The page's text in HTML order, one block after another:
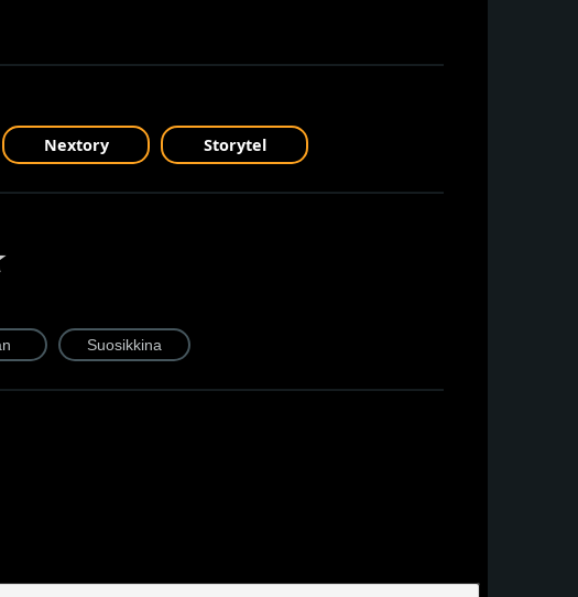
Nextory Storytel